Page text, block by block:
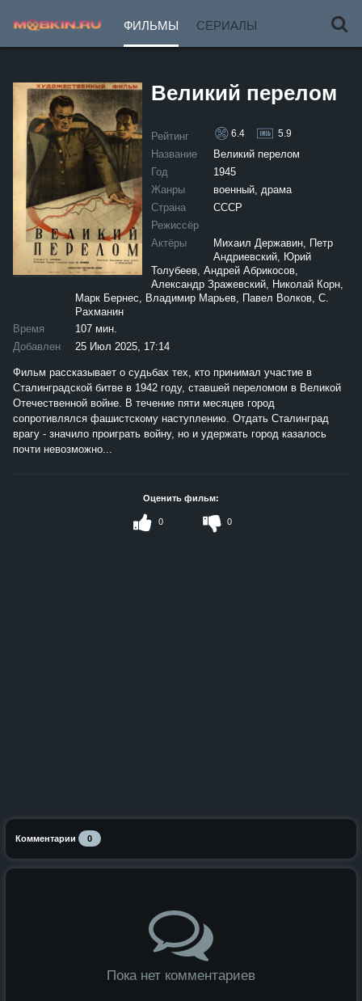
ФИЛЬМЫ СЕРИАЛЫ
Великий перелом
Рейтинг 6.4 5.9
Название
Великий перелом
Год
1945
Жанры
военный, драма
Страна
СССР
Режиссёр
Актёры
Михаил Державин, Петр
Андриевский, Юрий
Толубеев, Андрей Абрикосов,
Александр Зражевский, Николай Корн,
Марк Бернес, Владимир Марьев, Павел Волков, С.
Рахманин
Время
107 мин.
Добавлен
25 Июл 2025, 17:14
Фильм рассказывает о судьбах тех, кто принимал участие в
Сталинградской битве в 1942 году, ставшей переломом в Великой
Отечественной войне. В течение пяти месяцев город
сопротивлялся фашистскому наступлению. Отдать Сталинград
врагу - значило проиграть войну, но и удержать город казалось
почти невозможно...
Оценить фильм:
0 0
Комментарии 0
Пока нет комментариев